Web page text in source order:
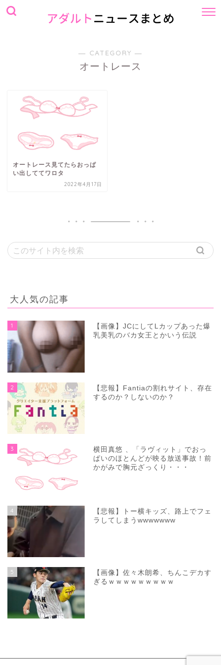
― CATEGORY ―
オートレース
オートレース見てたらおっぱ
い出しててワロタ
2022年4月17日
大人気の記事
1
【画像】JCにしてLカップあった爆
乳美乳のバカ女王とかいう伝説
2
【悲報】Fantiaの割れサイト、存在
するのか？しないのか？
3
横田真悠 、「ラヴィット」でおっ
ぱいのほとんどが映る放送事故！前
かがみで胸元ざっくり・・・
4
【悲報】トー横キッズ、路上でフェ
ラしてしまうwwwwwww
5
【画像】佐々木朗希、ちんこデカす
ぎるｗｗｗｗｗｗｗｗｗ